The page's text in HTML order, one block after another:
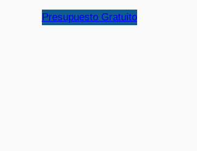
Presupuesto Gratuito